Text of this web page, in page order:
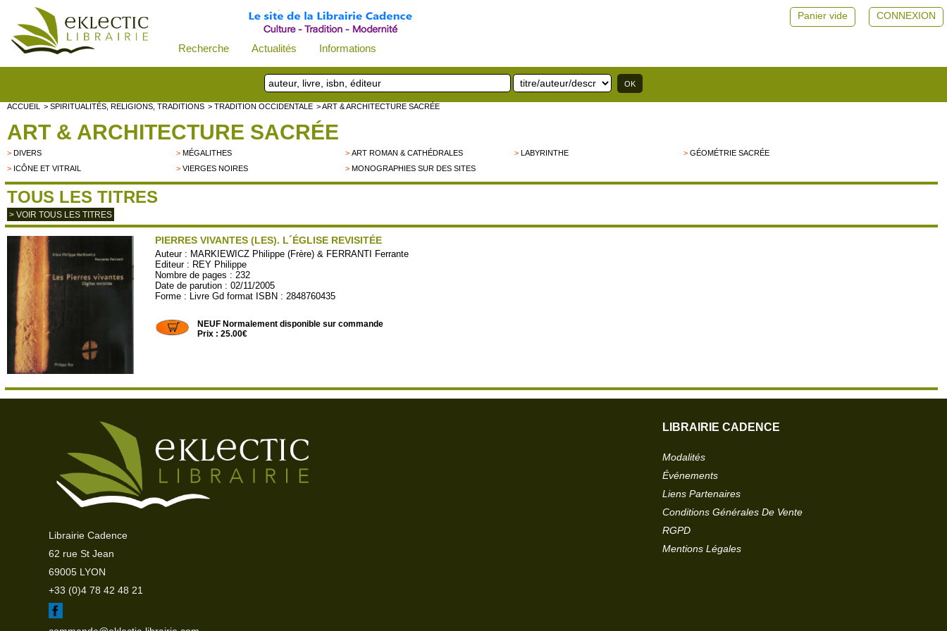
Recherche Actualités Informations
CONNEXION
Panier vide
ACCUEIL > SPIRITUALITÉS, RELIGIONS, TRADITIONS > TRADITION OCCIDENTALE > ART & ARCHITECTURE SACRÉE
ART & ARCHITECTURE SACRÉE
> DIVERS >MÉGALITHES >ART ROMAN & CATHÉDRALES >LABYRINTHE >GÉOMÉTRIE SACRÉE
> ICÔNE ET VITRAIL >VIERGES NOIRES >MONOGRAPHIES SUR DES SITES
TOUS LES TITRES
> VOIR TOUS LES TITRES
PIERRES VIVANTES (LES). L´ÉGLISE REVISITÉE
Auteur : MARKIEWICZ Philippe (Frère) & FERRANTI Ferrante
Editeur : REY Philippe
Nombre de pages : 232
Date de parution : 02/11/2005
Forme : Livre Gd format ISBN : 2848760435
NEUF Normalement disponible sur commande
Prix : 25.00€
Librairie Cadence
62 rue St Jean
69005 LYON
+33 (0)4 78 42 48 21
LIBRAIRIE CADENCE
Modalités
Événements
Liens Partenaires
Conditions Générales De Vente
RGPD
Mentions Légales